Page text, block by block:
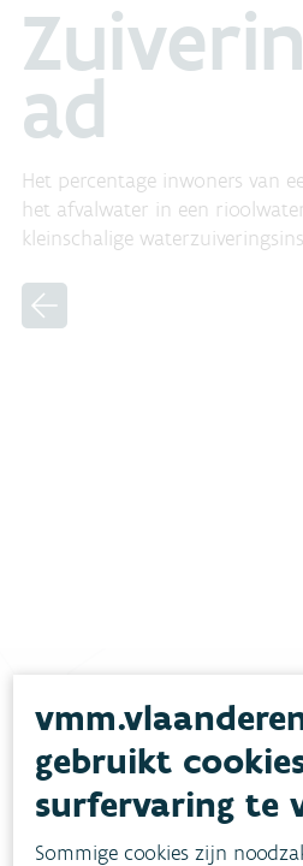
ad
Het percentage inwoners van
het afvalwater in een
kleinschalige
Heb je vragen?
Bekijk het overzicht van
gebruikt
surfervaring te
Sommige cookies zijn